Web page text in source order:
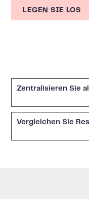
LEGEN SIE LOS
Zentralisieren Sie
Vergleichen Sie